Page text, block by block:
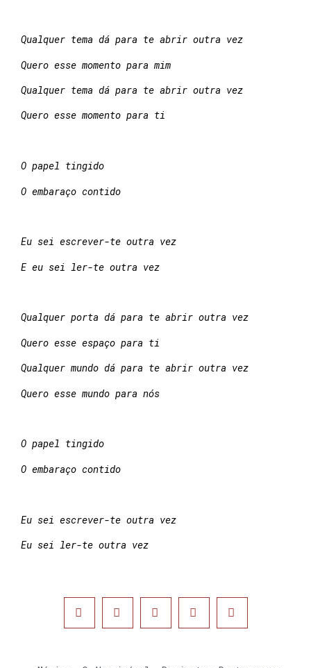
Qualquer tema dá para te abrir outra vez
Quero esse momento para mim
Qualquer tema dá para te abrir outra vez
Quero esse momento para ti
O papel tingido
O embaraço contido
Eu sei escrever-te outra vez
E eu sei ler-te outra vez
Qualquer porta dá para te abrir outra vez
Quero esse espaço para ti
Qualquer mundo dá para te abrir outra vez
Quero esse mundo para nós
O papel tingido
O embaraço contido
Eu sei escrever-te outra vez
Eu sei ler-te outra vez